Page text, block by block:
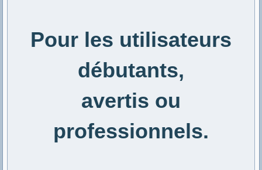
Pour les utilisateurs
débutants,
avertis ou
professionnels.